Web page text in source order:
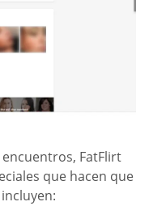
FatFlirt
que hacen que